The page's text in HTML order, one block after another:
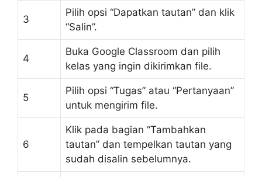
3
Pilih opsi “Dapatkan tautan” dan klik
“Salin”.
4
Buka Google Classroom dan pilih
kelas yang ingin dikirimkan file.
5
Pilih opsi “Tugas” atau “Pertanyaan”
untuk mengirim file.
6
Klik pada bagian “Tambahkan
tautan” dan tempelkan tautan yang
sudah disalin sebelumnya.